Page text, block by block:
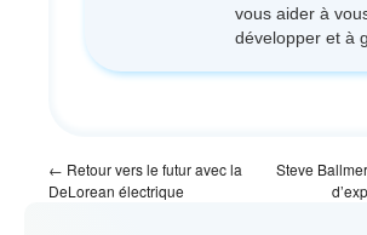
vous aider à
développer et à
← Retour vers le futur avec la
DeLorean électrique
Steve